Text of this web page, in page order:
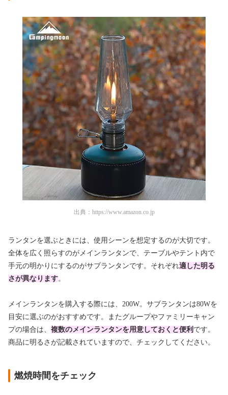
出典： https://www.amazon.co.jp
ランタンを選ぶときには、使用シーンを想定するのが大切です。
全体を広く照らすのがメインランタンで、テーブルやテント内で
手元の明かりにするのがサブランタンです。それぞれ適した明る
さが異なります。
メインランタンを購入する際には、200W。サブランタンは80Wを
目安に選ぶのがおすすめです。またグループやファミリーキャン
プの場合は、 複数のメインランタンを用意しておくと便利 です。
商品に明るさが記載されていますので、チェックしてください。
燃焼時間をチェック